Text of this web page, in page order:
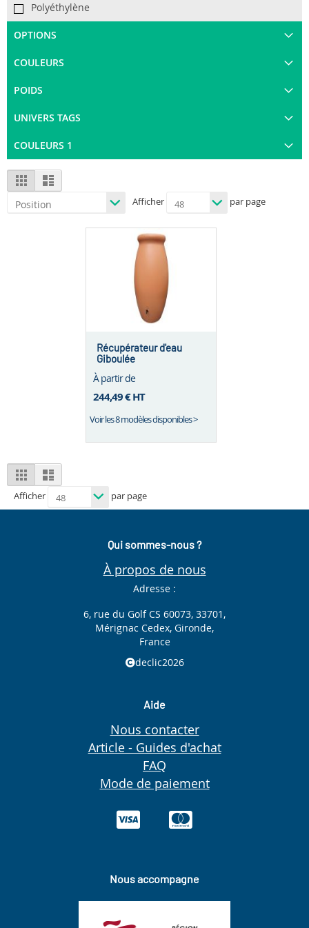
View
as
Grid List
Afficher par page
Récupérateur d'eau
Giboulée
À partir de
244,49 €HT
Voir les 8 modèles disponibles >
View
as
Grid List
Afficher par page
Polyéthylène
OPTIONS
COULEURS
POIDS
UNIVERS TAGS
COULEURS 1
Qui sommes-nous ?
À propos de nous
Adresse :
6, rue du Golf CS 60073, 33701,
Mérignac Cedex, Gironde,
France
declic2026
Aide
Nous contacter
Article - Guides d'achat
FAQ
Mode de paiement
Nous accompagne